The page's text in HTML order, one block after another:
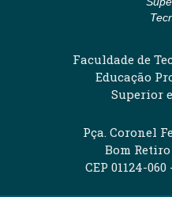
Faculdade de
Educação
Superior
Pça. Coronel
Bom
CEP 01124-